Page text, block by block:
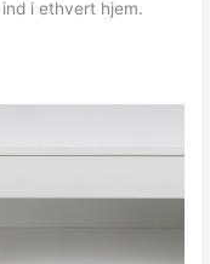
i ethvert hjem.